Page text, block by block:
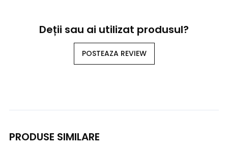
Deții sau ai utilizat produsul?
POSTEAZA REVIEW
PRODUSE SIMILARE